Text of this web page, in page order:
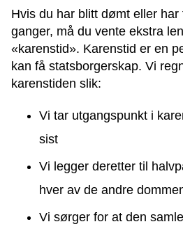
Hvis du har blitt dømt eller
ganger, må du vente ekstra
«karenstid». Karenstid er en
kan få statsborgerskap. Vi
karenstiden slik:
Vi tar utgangspunkt i
sist
Vi legger deretter til
hver av de andre
Vi sørger for at den